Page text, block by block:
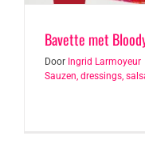
Bavette met
Door Ingrid Larmoyeur
Sauzen, dressings,